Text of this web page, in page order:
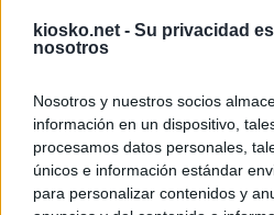
kiosko.net - Su privacidad
nosotros
Nosotros y nuestros socios
información en un dispositivo,
procesamos datos personales,
únicos e información estándar
para personalizar contenidos y
© Kiosko.net Terms and Conditions